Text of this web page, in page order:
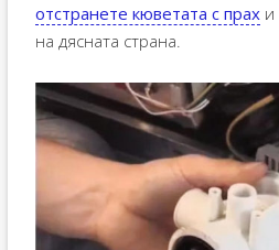
отстранете кюветата с прахи
на дясната страна.